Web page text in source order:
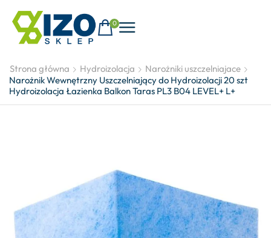
0
Strona główna Hydroizolacja
Narożniki uszczelniajace
Narożnik Wewnętrzny Uszczelniający do Hydroizolacji 20 szt
Hydroizolacja Łazienka Balkon Taras PL3 B04 LEVEL+ L+